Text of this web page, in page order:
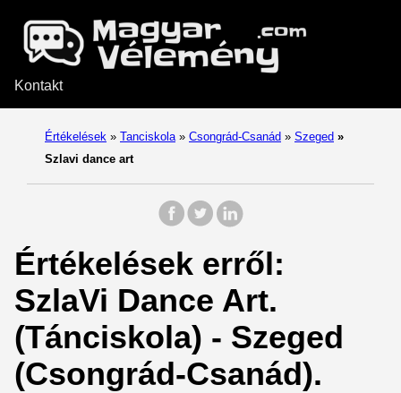
Kontakt
Értékelések » Tanciskola » Csongrád-Csanád » Szeged »
Szlavi dance art
Értékelések erről:
SzlaVi Dance Art.
(Tánciskola) - Szeged
(Csongrád-Csanád).